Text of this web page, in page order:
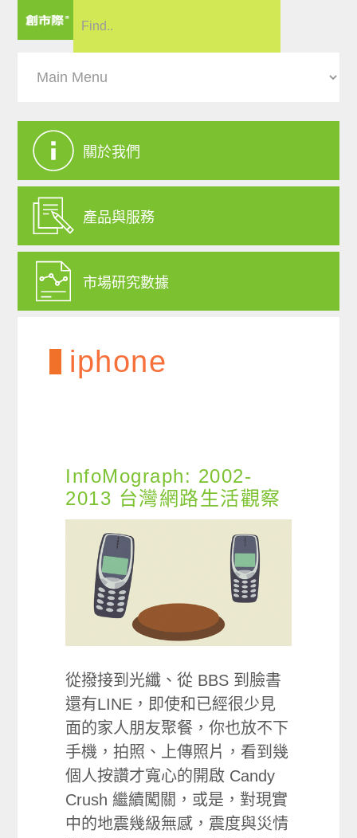
關於我們
產品與服務
市場研究數據
iphone
InfoMograph: 2002-
2013 台灣網路生活觀察
從撥接到光纖、從 BBS 到臉書
還有LINE，即使和已經很少見
面的家人朋友聚餐，你也放不下
手機，拍照、上傳­照片，看到幾
個人按讚才寬心的開啟 Candy
Crush 繼續闖關，或是，對現實
中的地震幾級無感，震度與災情